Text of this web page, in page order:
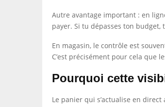
Autre avantage important : en
payer. Si tu dépasses ton
En magasin, le contrôle est
C’est précisément pour cela que
Pourquoi cette
Le panier qui s’actualise en